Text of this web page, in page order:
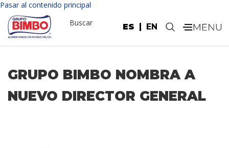
Pasar al contenido principal
ES EN
Buscar .
GRUPO BIMBO NOMBRA A
NUEVO DIRECTOR GENERAL